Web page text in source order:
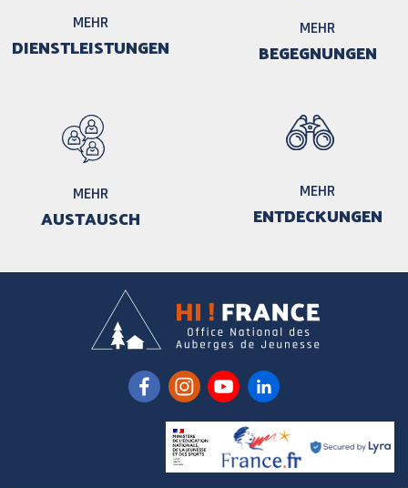
MEHR
DIENSTLEISTUNGEN
MEHR
BEGEGNUNGEN
MEHR
AUSTAUSCH
MEHR
ENTDECKUNGEN